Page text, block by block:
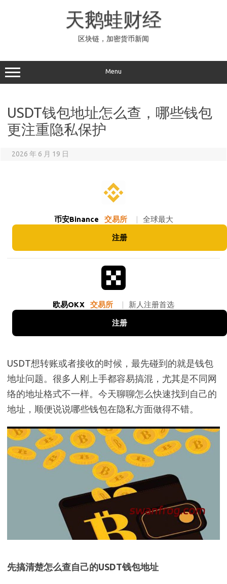
天鹅蛙财经
区块链，加密货币新闻
Menu
USDT钱包地址怎么查，哪些钱包
更注重隐私保护
2026 年 6 月 19 日
币安Binance 交易所 | 全球最大
注册
欧易OKX 交易所 | 新人注册首选
注册
USDT想转账或者接收的时候，最先碰到的就是钱包
地址问题。很多人刚上手都容易搞混，尤其是不同网
络的地址格式不一样。今天聊聊怎么快速找到自己的
地址，顺便说说哪些钱包在隐私方面做得不错。
先搞清楚怎么查自己的USDT钱包地址